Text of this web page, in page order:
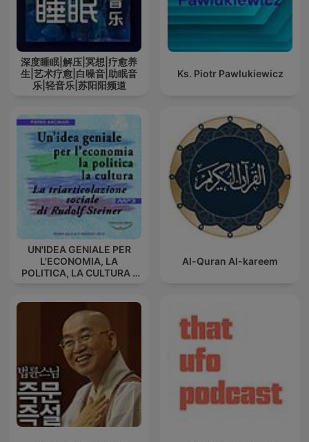
深度睡眠|解压|冥想|疗愈养
生|艺术疗愈|白噪音|助眠音
乐|轻音乐|苏阳阳频道
Ks. Piotr Pawlukiewicz
UN'IDEA GENIALE PER
L'ECONOMIA, LA
POLITICA, LA CULTURA -
Al-Quran Al-kareem